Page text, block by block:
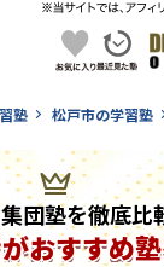
塾 松戸市の学習塾
団塾を徹底比
おすすめ